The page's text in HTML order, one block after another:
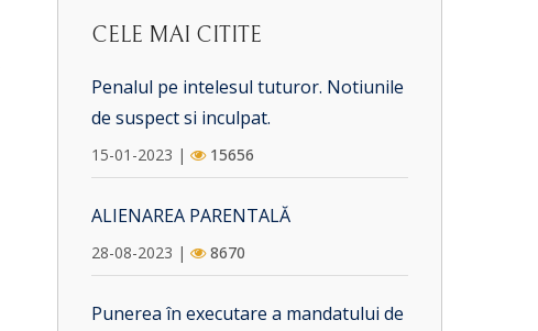
CELE MAI CITITE
Penalul pe intelesul tuturor. Notiunile
de suspect si inculpat.
15-01-2023 | 15656
ALIENAREA PARENTALĂ
28-08-2023 | 8670
Punerea în executare a mandatului de